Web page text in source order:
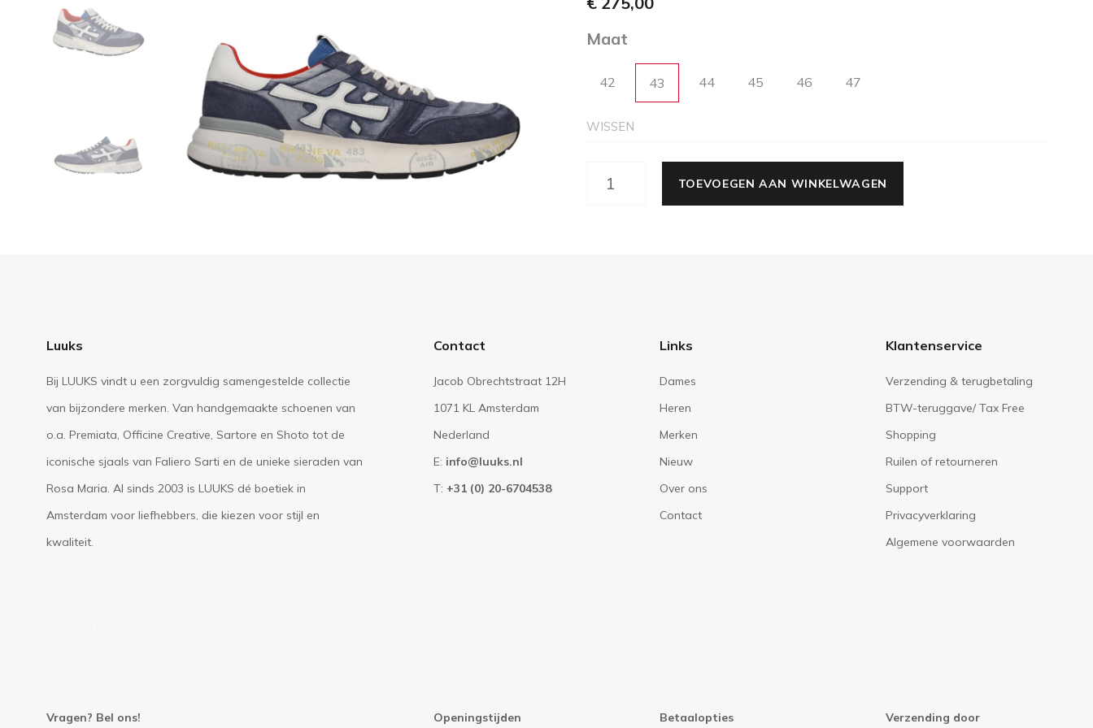
Maat
42 43 44 45 46 47
WISSEN
TOEVOEGEN AAN WINKELWAGEN
Luuks
Bij LUUKS vindt u een zorgvuldig samengestelde collectie
van bijzondere merken. Van handgemaakte schoenen van
o.a. Premiata, Officine Creative, Sartore en Shoto tot de
iconische sjaals van Faliero Sarti en de unieke sieraden van
Rosa Maria. Al sinds 2003 is LUUKS dé boetiek in
Amsterdam voor liefhebbers, die kiezen voor stijl en
kwaliteit.
Contact
Jacob Obrechtstraat 12H
1071 KL Amsterdam
Nederland
E: info@luuks.nl
T: +31 (0) 20-6704538
Links
Dames
Heren
Merken
Nieuw
Over ons
Contact
Klantenservice
Verzending & terugbetaling
BTW-teruggave/ Tax Free
Shopping
Ruilen of retourneren
Support
Privacyverklaring
Algemene voorwaarden
Vragen? Bel ons! Openingstijden Betaalopties Verzending door